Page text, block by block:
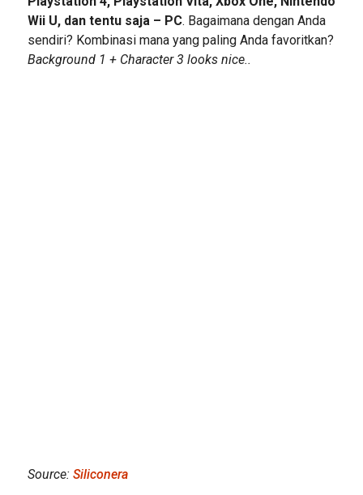
Wii U, dan tentu saja – PC. Bagaimana dengan Anda
sendiri? Kombinasi mana yang paling Anda favoritkan?
Background 1 + Character 3 looks nice..
Source: Siliconera